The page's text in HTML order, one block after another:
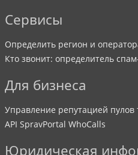
Сервисы
Определить регион и
Кто звонит: определитель
Для бизнеса
Управление репутацией
API SpravPortal WhoCalls
Юридическая